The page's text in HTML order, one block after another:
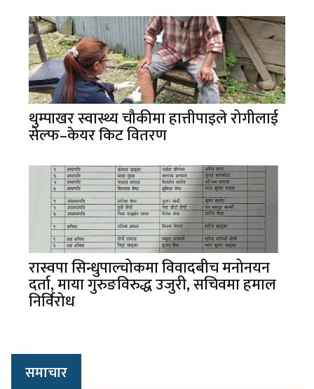
थुम्पाखर स्वास्थ्य चौकीमा हात्तीपाइले रोगीलाई
सेल्फ–केयर किट वितरण
रास्वपा सिन्धुपाल्चोकमा विवादबीच मनोनयन
दर्ता, माया गुरुङविरुद्ध उजुरी, सचिवमा हमाल
निर्विरोध
समाचार